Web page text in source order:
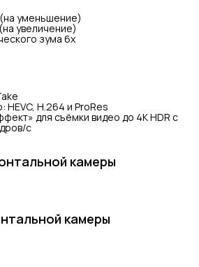
уменьшение)
увеличение)
зума 6x
H.264 и ProRes
для съёмки видео до 4K HDR с
с
камеры
камеры